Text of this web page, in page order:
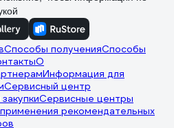
Способы полученияСпособы
О
Информация для
Сервисный центр
Сервисные центры
рекомендательных